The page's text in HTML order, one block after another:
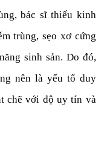
bác sĩ thiếu kinh
trùng, sẹo xơ cứng
sinh sản. Do đó,
nên là yếu tố duy
chẽ với độ uy tín và